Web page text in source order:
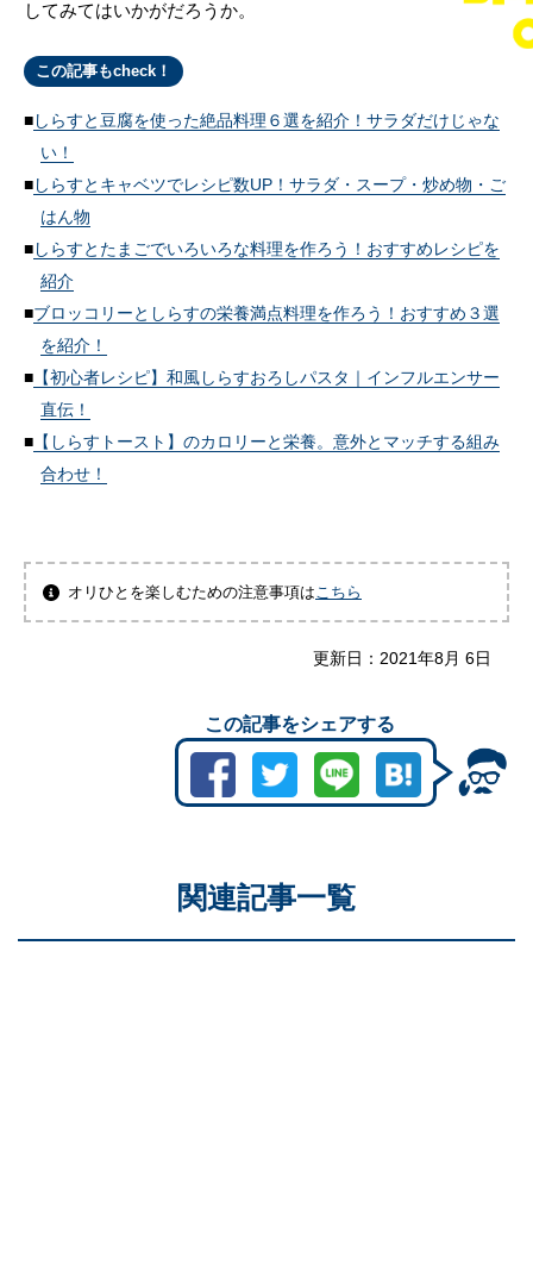
してみてはいかがだろうか。
この記事もcheck！
しらすと豆腐を使った絶品料理６選を紹介！サラダだけじゃな
い！
しらすとキャベツでレシピ数UP！サラダ・スープ・炒め物・ご
はん物
しらすとたまごでいろいろな料理を作ろう！おすすめレシピを
紹介
ブロッコリーとしらすの栄養満点料理を作ろう！おすすめ３選
を紹介！
【初心者レシピ】和風しらすおろしパスタ｜インフルエンサー
直伝！
【しらすトースト】のカロリーと栄養。意外とマッチする組み
合わせ！
オリひとを楽しむための注意事項は こちら
更新日： 2021年8月 6日
この記事をシェアする
関連記事一覧